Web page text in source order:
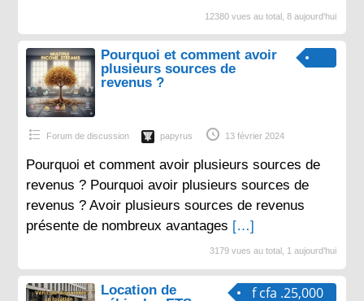
12380 vues au total, 8 aujourd'hui
Pourquoi et comment avoir
plusieurs sources de
revenus ?
Forum de discussion papyrus 13 février 2024
Pourquoi et comment avoir plusieurs sources de
revenus ? Pourquoi avoir plusieurs sources de
revenus ? Avoir plusieurs sources de revenus
présente de nombreux avantages […]
3179 vues au total, 1 aujourd'hui
f cfa .25,000
Location de